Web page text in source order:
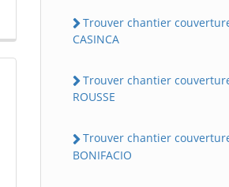
Trouver chantier
CASINCA
Trouver chantier
ROUSSE
Trouver chantier
BONIFACIO